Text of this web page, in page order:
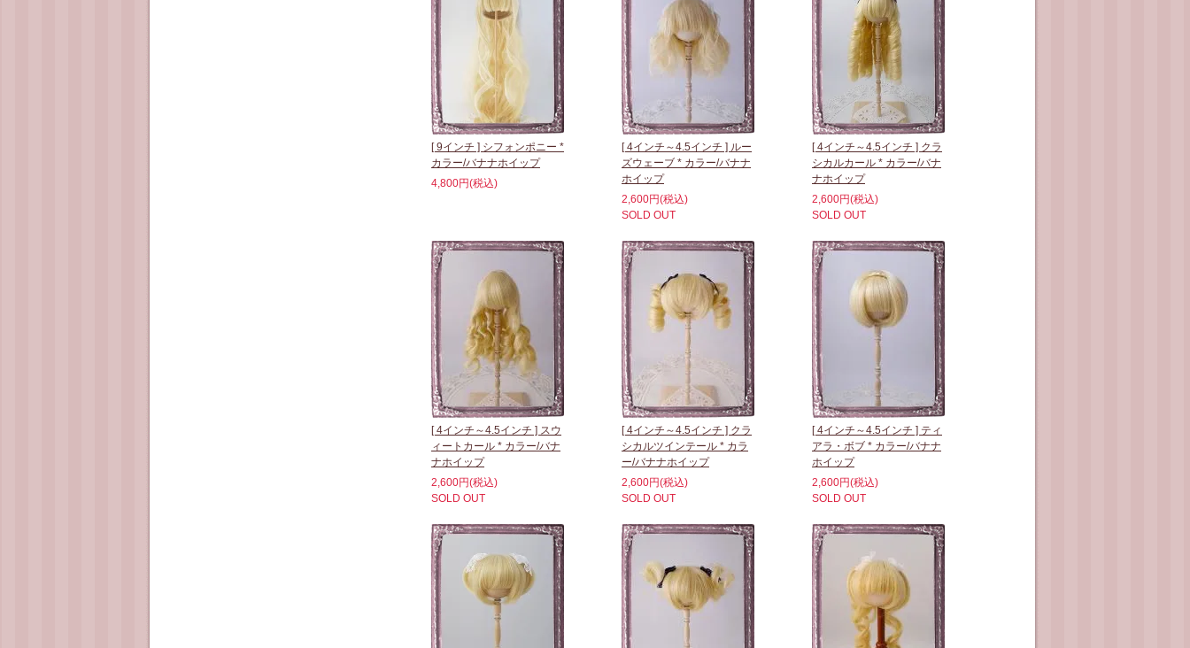
[ 9インチ ] シフォンポニー *
カラー/バナナホイップ
4,800円(税込)
[ 4インチ～4.5インチ ] ルー
ズウェーブ * カラー/バナナ
ホイップ
2,600円(税込)
SOLD OUT
[ 4インチ～4.5インチ ] クラ
シカルカール * カラー/バナ
ナホイップ
2,600円(税込)
SOLD OUT
[ 4インチ～4.5インチ ] スウ
ィートカール * カラー/バナ
ナホイップ
2,600円(税込)
SOLD OUT
[ 4インチ～4.5インチ ] クラ
シカルツインテール * カラ
ー/バナナホイップ
2,600円(税込)
SOLD OUT
[ 4インチ～4.5インチ ] ティ
アラ・ボブ * カラー/バナナ
ホイップ
2,600円(税込)
SOLD OUT